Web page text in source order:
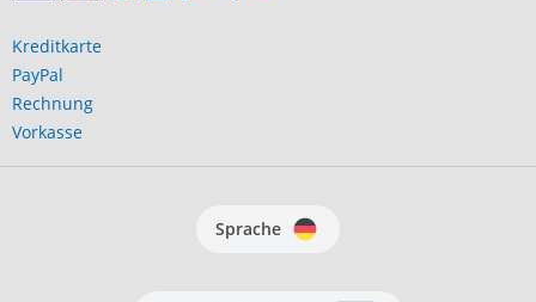
Kreditkarte
PayPal
Rechnung
Vorkasse
Sprache